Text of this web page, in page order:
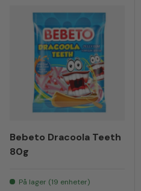
Bebeto Dracoola Teeth
80g
På lager (19 enheter)